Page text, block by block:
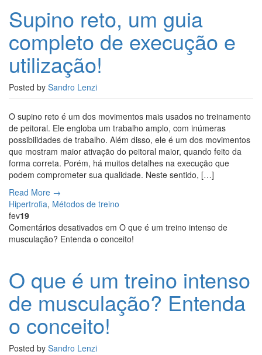
Supino reto, um guia
completo de execução e
utilização!
Posted by Sandro Lenzi
O supino reto é um dos movimentos mais usados no treinamento
de peitoral. Ele engloba um trabalho amplo, com inúmeras
possibilidades de trabalho. Além disso, ele é um dos movimentos
que mostram maior ativação do peitoral maior, quando feito da
forma correta. Porém, há muitos detalhes na execução que
podem comprometer sua qualidade. Neste sentido, […]
Read More →
Hipertrofia, Métodos de treino
fev19
Comentários desativados em O que é um treino intenso de
musculação? Entenda o conceito!
O que é um treino intenso
de musculação? Entenda
o conceito!
Posted by Sandro Lenzi